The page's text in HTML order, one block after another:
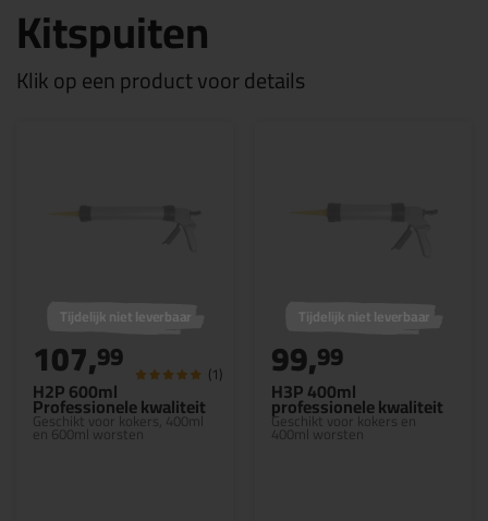
Kitspuiten
Klik op een product voor details
H2P 600ml
Professionele kwaliteit
Geschikt voor kokers, 400ml
en 600ml worsten
Tijdelijk niet leverbaar
107,99 (1)
H3P 400ml
professionele kwaliteit
Geschikt voor kokers en
400ml worsten
Tijdelijk niet leverbaar
99,99